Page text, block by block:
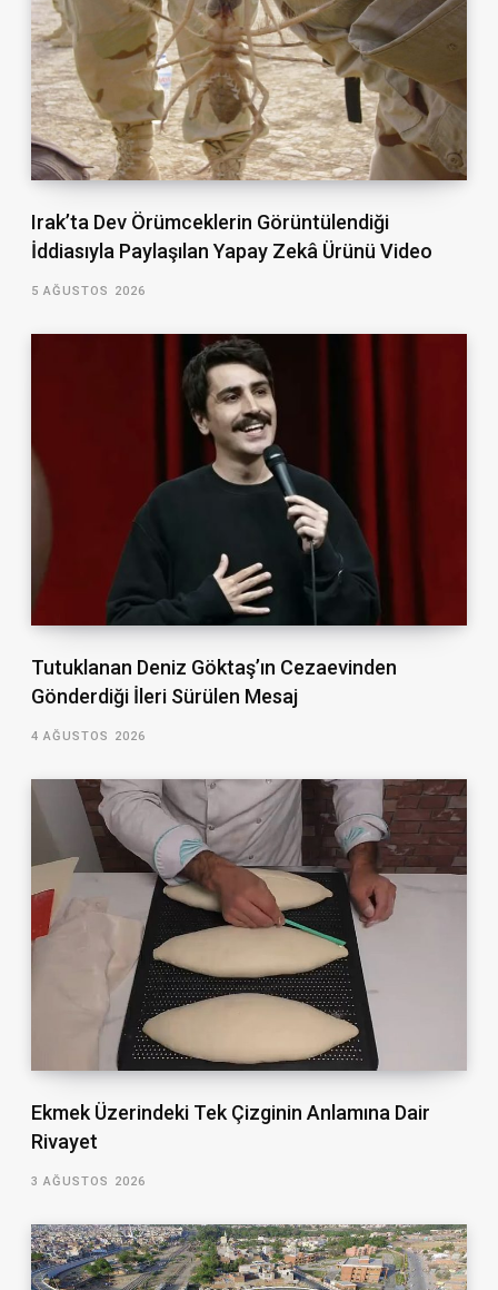
Irak’ta Dev Örümceklerin Görüntülendiği
İddiasıyla Paylaşılan Yapay Zekâ Ürünü Video
5 AĞUSTOS 2026
Tutuklanan Deniz Göktaş’ın Cezaevinden
Gönderdiği İleri Sürülen Mesaj
4 AĞUSTOS 2026
Ekmek Üzerindeki Tek Çizginin Anlamına Dair
Rivayet
3 AĞUSTOS 2026